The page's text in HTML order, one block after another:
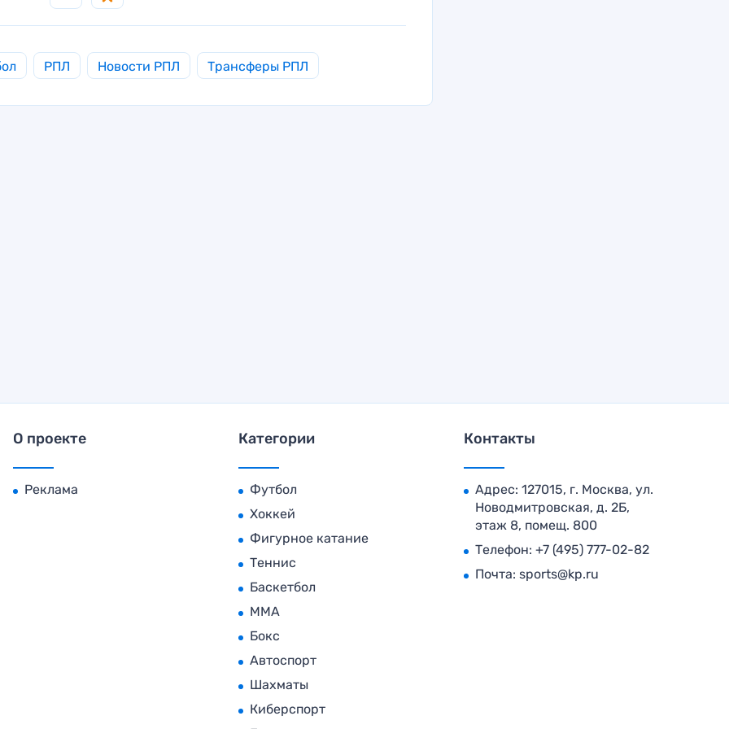
РПЛ Новости РПЛ Трансферы РПЛ
О проекте
Реклама
Категории
Футбол
Хоккей
Фигурное катание
Теннис
Баскетбол
MMA
Бокс
Автоспорт
Шахматы
Киберспорт
Контакты
Адрес: 127015, г. Москва, ул.
Новодмитровская, д. 2Б,
этаж 8, помещ. 800
Телефон: +7 (495) 777-02-82
Почта: sports@kp.ru